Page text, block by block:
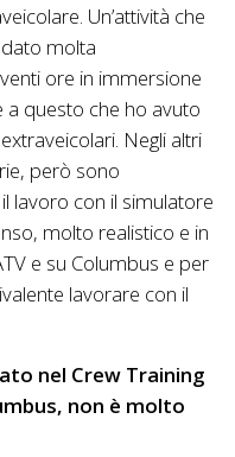
Un’attività che
molta
ore in immersione
a questo che ho avuto
Negli altri
però sono
lavoro con il simulatore
molto realistico e in
e su Columbus e per
lavorare con il
nel Crew Training
non è molto